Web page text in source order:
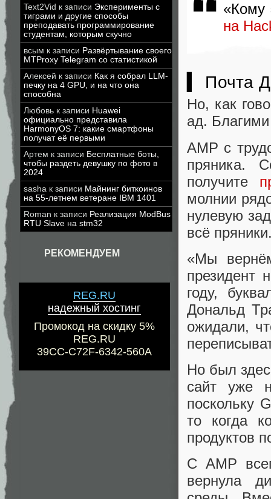
Text2Vid к записи Эксперименты с
тиграми и другие способы
преподавать программирование
студентам, которым скучно
всым к записи Развёртывание своего
MTProxy Telegram со статистикой
Алексей к записи Как я собрал LLM-
печку на 4 GPU, и на что она
способна
Любовь к записи Huawei
официально представила
HarmonyOS 7: какие смартфоны
получат её первыми
Артем к записи Бесплатные боты,
чтобы раздеть девушку по фото в
2024
sasha к записи Майнинг биткоинов
на 55-летнем ветеране IBM 1401
Roman к записи Реализация ModBus
RTU Slave на stm32
РЕКОМЕНДУЕМ
REG.RU
надежный хостинг
Промокод на скидку 5%
REG.RU
39CC-C72F-6342-560A
на
▍ Почта
Но, как
ад.
AMP с
пряника.
получите
молнии
нулевую
всё
«Мы
президент
году,
Дональд
ожидали,
Но был
сайт уже
поскольку
то когда
продуктов
С AMP
вернула